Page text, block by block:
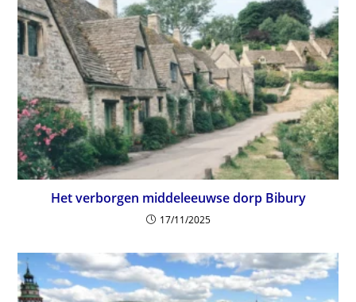
Het verborgen middeleeuwse dorp Bibury
17/11/2025